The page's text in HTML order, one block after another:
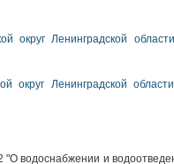
округ Ленинградской
округ Ленинградской
"О водоснабжении и